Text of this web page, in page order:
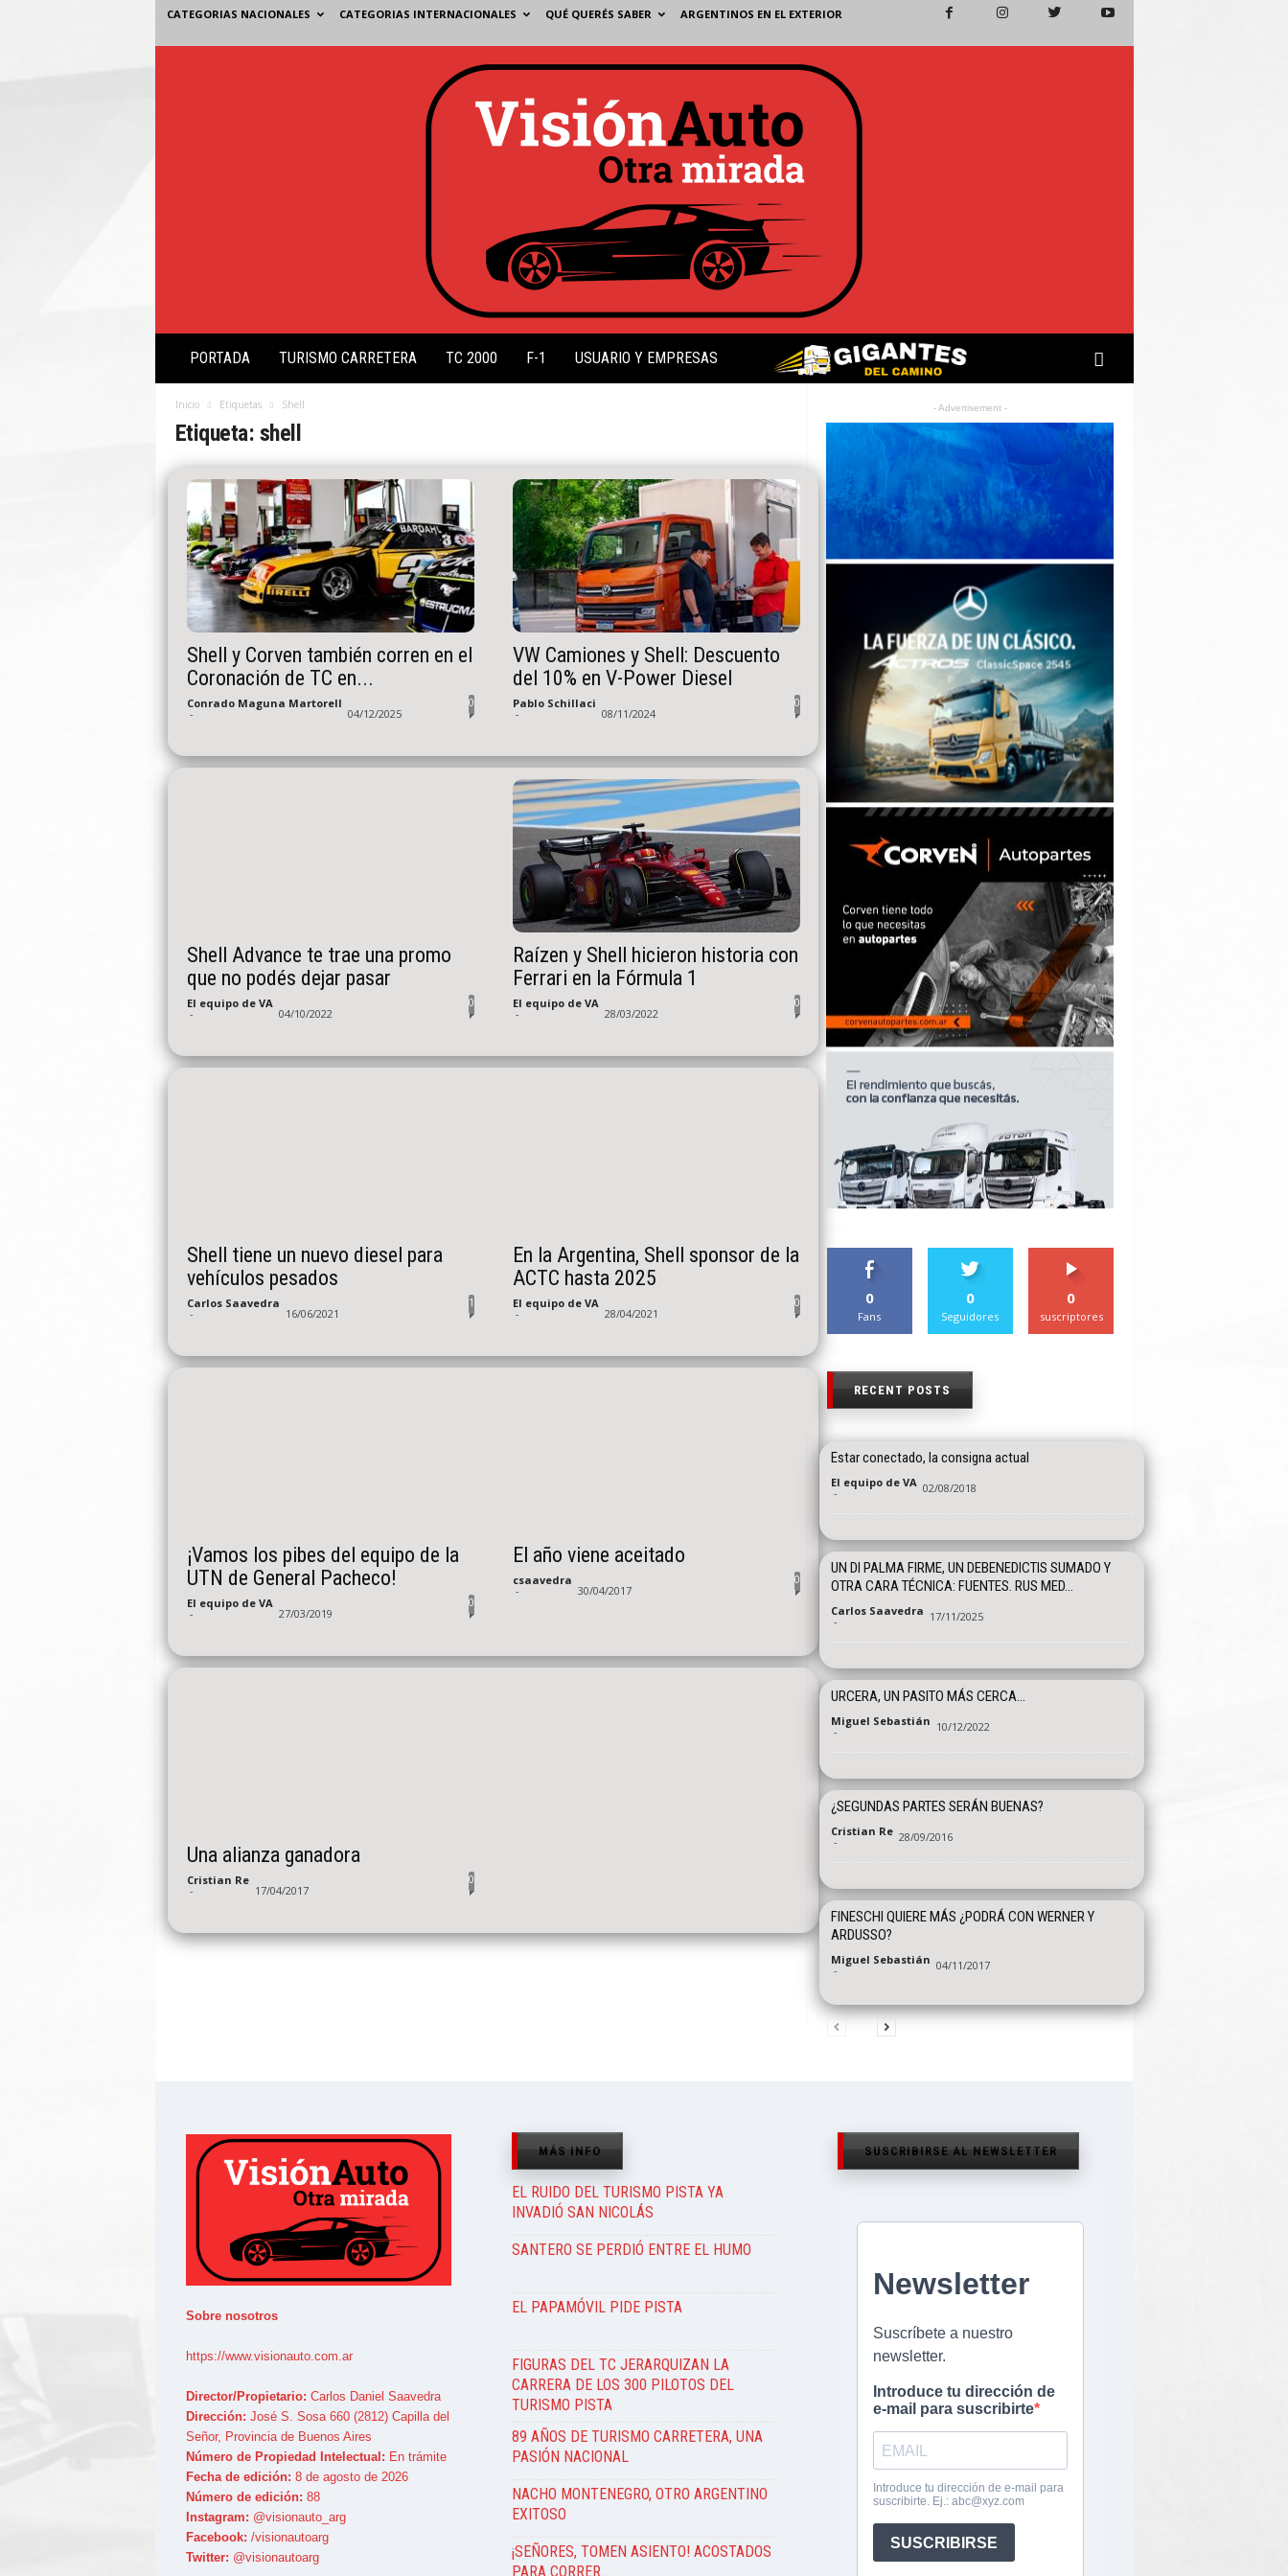
CATEGORIAS NACIONALES CATEGORIAS INTERNACIONALES QUÉ QUERÉS SABER ARGENTINOS EN EL EXTERIOR
s
PORTADA TURISMO CARRETERA TC 2000 F-1 USUARIO Y EMPRESAS
Inicio Etiquetas Shell
Etiqueta: shell
Shell y Corven también corren en el
Coronación de TC en...
Conrado Maguna Martorell
- 04/12/2025
0
VW Camiones y Shell: Descuento
del 10% en V-Power Diesel
Pablo Schillaci
- 08/11/2024
0
Shell Advance te trae una promo
que no podés dejar pasar
El equipo de VA
- 04/10/2022
0
Raízen y Shell hicieron historia con
Ferrari en la Fórmula 1
El equipo de VA
- 28/03/2022
0
Shell tiene un nuevo diesel para
vehículos pesados
Carlos Saavedra
- 16/06/2021
1
En la Argentina, Shell sponsor de la
ACTC hasta 2025
El equipo de VA
- 28/04/2021
0
¡Vamos los pibes del equipo de la
UTN de General Pacheco!
El equipo de VA
- 27/03/2019
0
El año viene aceitado
csaavedra
- 30/04/2017
0
Una alianza ganadora
Cristian Re
- 17/04/2017
0
- Advertisement -
0
Fans
0
Seguidores
0
suscriptores
RECENT POSTS
Estar conectado, la consigna actual
El equipo de VA
- 02/08/2018
UN DI PALMA FIRME, UN DEBENEDICTIS SUMADO Y
OTRA CARA TÉCNICA: FUENTES. RUS MED...
Carlos Saavedra
- 17/11/2025
URCERA, UN PASITO MÁS CERCA…
Miguel Sebastián
- 10/12/2022
¿SEGUNDAS PARTES SERÁN BUENAS?
Cristian Re
- 28/09/2016
FINESCHI QUIERE MÁS ¿PODRÁ CON WERNER Y
ARDUSSO?
Miguel Sebastián
- 04/11/2017
Sobre nosotros
https://www.visionauto.com.ar
Director/Propietario: Carlos Daniel Saavedra
Dirección: José S. Sosa 660 (2812) Capilla del
Señor, Provincia de Buenos Aires
Número de Propiedad Intelectual: En trámite
Fecha de edición: 8 de agosto de 2026
Número de edición: 88
Instagram: @visionauto_arg
Facebook: /visionautoarg
Twitter: @visionautoarg
MÁS INFO
EL RUIDO DEL TURISMO PISTA YA
INVADIÓ SAN NICOLÁS
SANTERO SE PERDIÓ ENTRE EL HUMO
EL PAPAMÓVIL PIDE PISTA
FIGURAS DEL TC JERARQUIZAN LA
CARRERA DE LOS 300 PILOTOS DEL
TURISMO PISTA
89 AÑOS DE TURISMO CARRETERA, UNA
PASIÓN NACIONAL
NACHO MONTENEGRO, OTRO ARGENTINO
EXITOSO
¡SEÑORES, TOMEN ASIENTO! ACOSTADOS
PARA CORRER…
SUSCRIBIRSE AL NEWSLETTER